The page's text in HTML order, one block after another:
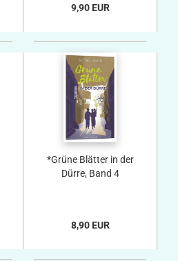
9,90 EUR
*Grüne Blätter in der
Dürre, Band 4
8,90 EUR